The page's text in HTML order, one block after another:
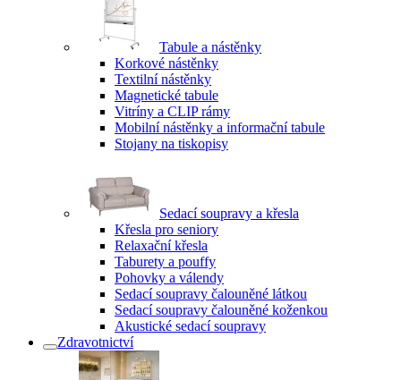
Tabule a nástěnky
Korkové nástěnky
Textilní nástěnky
Magnetické tabule
Vitríny a CLIP rámy
Mobilní nástěnky a informační tabule
Stojany na tiskopisy
Sedací soupravy a křesla
Křesla pro seniory
Relaxační křesla
Taburety a pouffy
Pohovky a válendy
Sedací soupravy čalouněné látkou
Sedací soupravy čalouněné koženkou
Akustické sedací soupravy
Zdravotnictví